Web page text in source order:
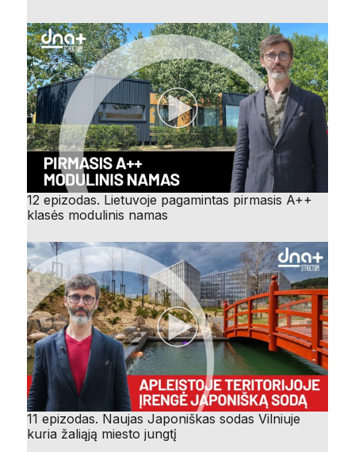
12 epizodas. Lietuvoje pagamintas pirmasis A++
klasės modulinis namas
11 epizodas. Naujas Japoniškas sodas Vilniuje
kuria žaliąją miesto jungtį